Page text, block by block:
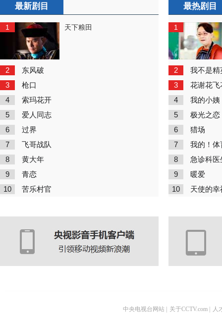
最新剧目
1 天下粮田
2 东风破
3 枪口
4 索玛花开
5 爱人同志
6 过界
7 飞哥战队
8 黄大年
9 青恋
10 苦乐村官
最热剧目
1
2 我不是精
3 花谢花飞
4 我的小姨
5 极光之恋
6 猎场
7 我的！体
8 急诊科医
9 暖爱
10 天使的幸
中央电视台网站 关于CCTV.com 人